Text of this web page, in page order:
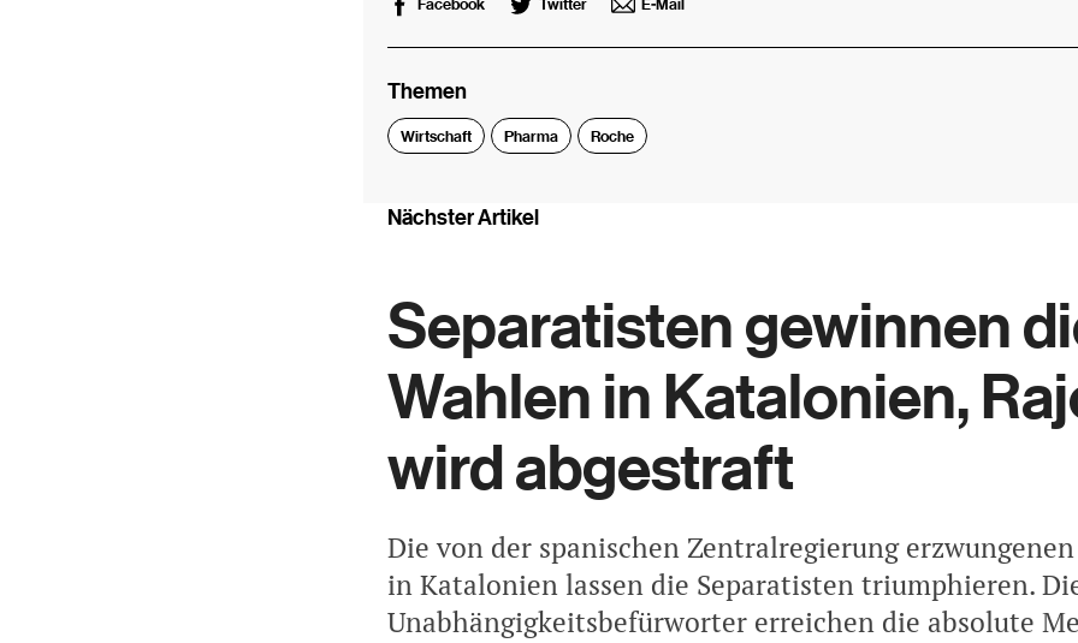
Themen
Wirtschaft Pharma Roche
Nächster Artikel
Separatisten gewinnen
Wahlen in Katalonien,
wird abgestraft
Die von der spanischen Zentralregierung
in Katalonien lassen die Separatisten triumphieren.
Unabhängigkeitsbefürworter erreichen die absolute